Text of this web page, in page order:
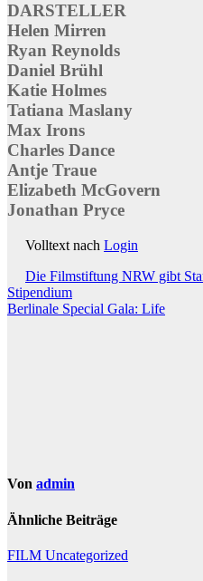
DARSTELLER
Helen Mirren
Ryan Reynolds
Daniel Brühl
Katie Holmes
Tatiana Maslany
Max Irons
Charles Dance
Antje Traue
Elizabeth McGovern
Jonathan Pryce
Volltext nach Login
Beitragsnavigation
Die Filmstiftung NRW gibt
Stipendium
Berlinale Special Gala: Life
Von admin
Ähnliche Beiträge
FILM Uncategorized